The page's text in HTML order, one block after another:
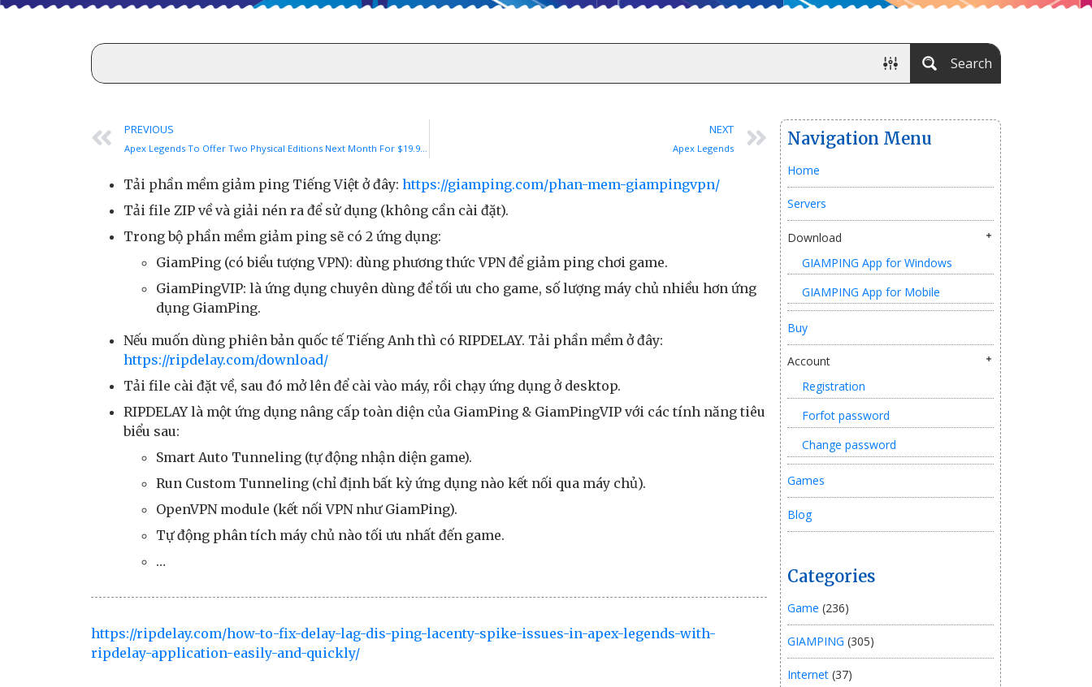
Search
PREVIOUS
Apex Legends To Offer Two Physical Editions Next Month For $19.99 Each
NEXT
Apex Legends
Tải phần mềm giảm ping Tiếng Việt ở đây: https://giamping.com/phan-mem-giampingvpn/
Tải file ZIP về và giải nén ra để sử dụng (không cần cài đặt).
Trong bộ phần mềm giảm ping sẽ có 2 ứng dụng:
GiamPing (có biểu tượng VPN): dùng phương thức VPN để giảm ping chơi game.
GiamPingVIP: là ứng dụng chuyên dùng để tối ưu cho game, số lượng máy chủ nhiều hơn ứng
dụng GiamPing.
Nếu muốn dùng phiên bản quốc tế Tiếng Anh thì có RIPDELAY. Tải phần mềm ở đây:
https://ripdelay.com/download/
Tải file cài đặt về, sau đó mở lên để cài vào máy, rồi chạy ứng dụng ở desktop.
RIPDELAY là một ứng dụng nâng cấp toàn diện của GiamPing & GiamPingVIP với các tính năng tiêu
biểu sau:
Smart Auto Tunneling (tự động nhận diện game).
Run Custom Tunneling (chỉ định bất kỳ ứng dụng nào kết nối qua máy chủ).
OpenVPN module (kết nối VPN như GiamPing).
Tự động phân tích máy chủ nào tối ưu nhất đến game.
…
https://ripdelay.com/how-to-fix-delay-lag-dis-ping-lacenty-spike-issues-in-apex-legends-with-
ripdelay-application-easily-and-quickly/
Navigation Menu
Home
Servers
Download
GIAMPING App for Windows
GIAMPING App for Mobile
Buy
Account
Registration
Forfot password
Change password
Games
Blog
Categories
Game (236)
GIAMPING (305)
Internet (37)